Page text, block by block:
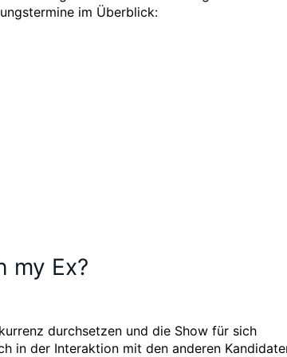
im Überblick:
my Ex?
durchsetzen und die Show für sich
in der Interaktion mit den anderen